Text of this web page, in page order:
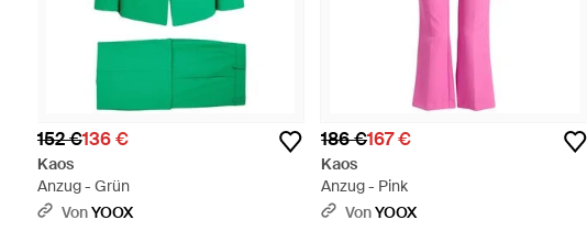
152 €136 €
Kaos
Anzug - Grün
VonYOOX
186 €167 €
Kaos
Anzug - Pink
VonYOOX